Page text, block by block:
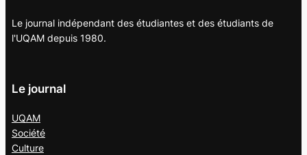
Le journal indépendant des étudiantes et des étudiants de
l'UQAM depuis 1980.
Le journal
UQAM
Société
Culture